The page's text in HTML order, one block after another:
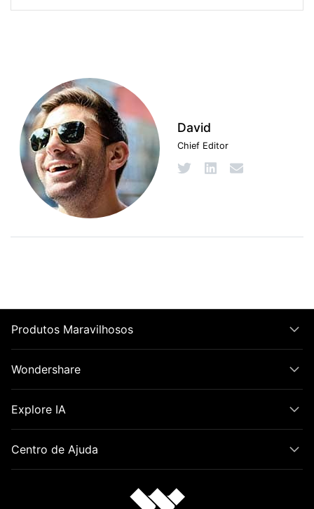
David
Chief Editor
Produtos Maravilhosos
Wondershare
Explore IA
Centro de Ajuda